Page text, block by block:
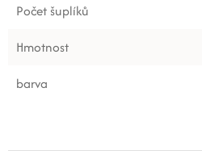
Počet šuplíků
Hmotnost
barva